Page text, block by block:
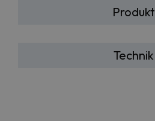
Produkt
Technik